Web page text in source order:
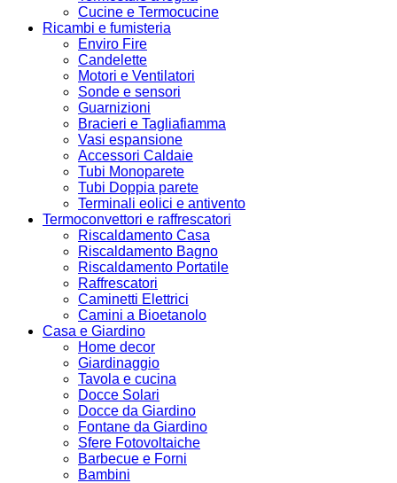
Cucine e Termocucine
Ricambi e fumisteria
Enviro Fire
Candelette
Motori e Ventilatori
Sonde e sensori
Guarnizioni
Bracieri e Tagliafiamma
Vasi espansione
Accessori Caldaie
Tubi Monoparete
Tubi Doppia parete
Terminali eolici e antivento
Termoconvettori e raffrescatori
Riscaldamento Casa
Riscaldamento Bagno
Riscaldamento Portatile
Raffrescatori
Caminetti Elettrici
Camini a Bioetanolo
Casa e Giardino
Home decor
Giardinaggio
Tavola e cucina
Docce Solari
Docce da Giardino
Fontane da Giardino
Sfere Fotovoltaiche
Barbecue e Forni
Bambini